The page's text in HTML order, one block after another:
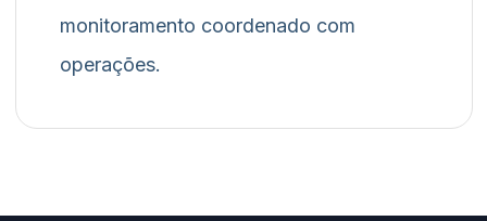
monitoramento coordenado com
operações.